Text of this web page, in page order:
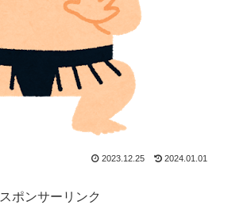
2023.12.25 2024.01.01
スポンサーリンク